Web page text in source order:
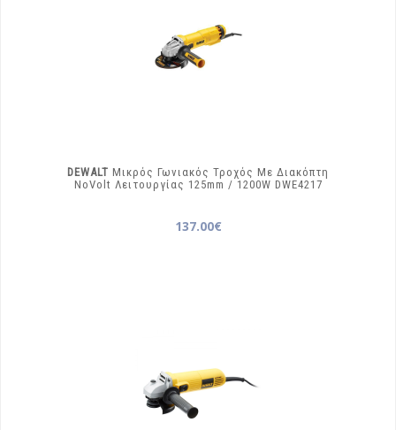
DEWALT Μικρός Γωνιακός Τροχός Με Διακόπτη
NoVolt Λειτουργίας 125mm / 1200W DWE4217
137.00€